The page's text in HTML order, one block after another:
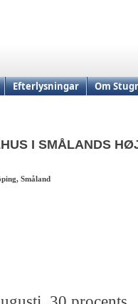
Efterlysningar Om
I SMÅLANDS
Småland